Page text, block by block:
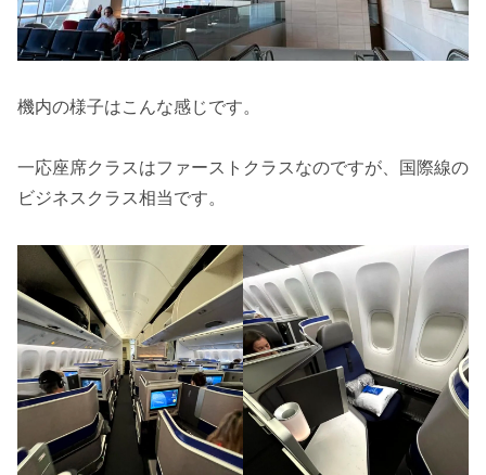
機内の様子はこんな感じです。
一応座席クラスはファーストクラスなのですが、国際線の
ビジネスクラス相当です。